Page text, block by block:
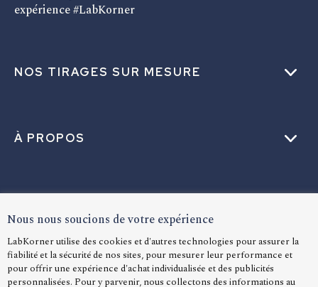
NOS TIRAGES SUR MESURE
À PROPOS
expérience #LabKorner
LANGUE
Nous nous soucions de votre expérience
LabKorner utilise des cookies et d'autres technologies pour assurer la
fiabilité et la sécurité de nos sites, pour mesurer leur performance et
pour offrir une expérience d'achat individualisée et des publicités
personnalisées. Pour y parvenir, nous collectons des informations au